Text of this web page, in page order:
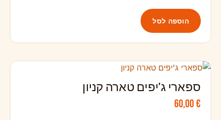
הוספה לסל
ספארי ג'יפים טארה קניון
60,00€